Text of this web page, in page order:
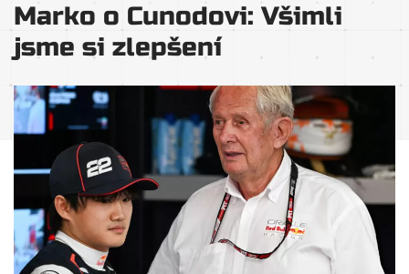
Marko o Cunodovi: Všimli
jsme si zlepšení